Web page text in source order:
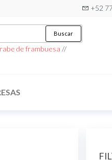
+52
Buscar
de frambuesa //